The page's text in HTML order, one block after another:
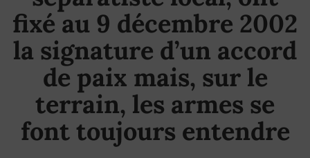
fixé au 9 décembre 2002
la signature d’un accord
de paix mais, sur le
terrain, les armes se
font toujours entendre